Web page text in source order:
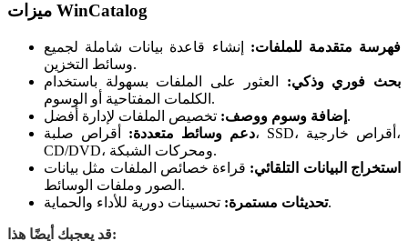
ميزات WinCatalog
فهرسة متقدمة للملفات: إنشاء قاعدة بيانات شاملة لجميع
وسائط التخزين.
بحث فوري وذكي: العثور على الملفات بسهولة باستخدام
الكلمات المفتاحية أو الوسوم.
إضافة وسوم ووصف: تخصيص الملفات لإدارة أفضل.
دعم وسائط متعددة: أقراص صلبة، SSD، أقراص خارجية،
CD/DVD، ومحركات الشبكة.
استخراج البيانات التلقائي: قراءة خصائص الملفات مثل بيانات
الصور وملفات الوسائط.
تحديثات مستمرة:تحسينات دورية للأداء والحماية.
قد يعجبك أيضًا هذا: